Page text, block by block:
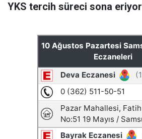
YKS tercih süreci sona eriyor